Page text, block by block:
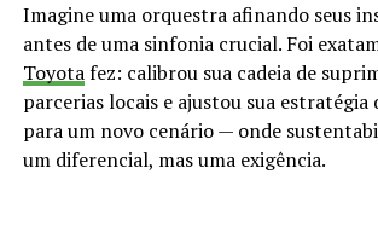
Imagine uma orquestra afinando seus
antes de uma sinfonia crucial. Foi
Toyotafez: calibrou sua cadeia de
parcerias locais e ajustou sua estratégia
para um novo cenário — onde
um diferencial, mas uma exigência.